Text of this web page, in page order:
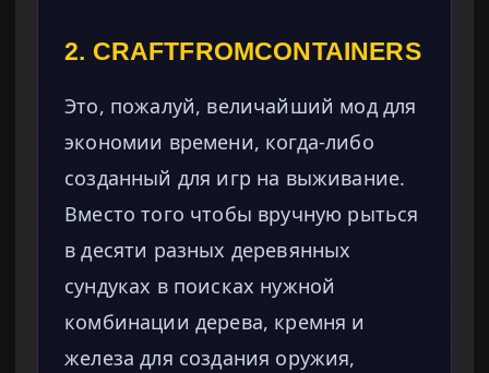
2. CRAFTFROMCONTAINERS
Это, пожалуй, величайший мод для
экономии времени, когда-либо
созданный для игр на выживание.
Вместо того чтобы вручную рыться
в десяти разных деревянных
сундуках в поисках нужной
комбинации дерева, кремня и
железа для создания оружия,